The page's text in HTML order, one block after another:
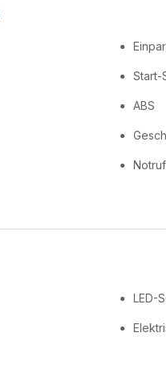
Start-
ABS
LED-